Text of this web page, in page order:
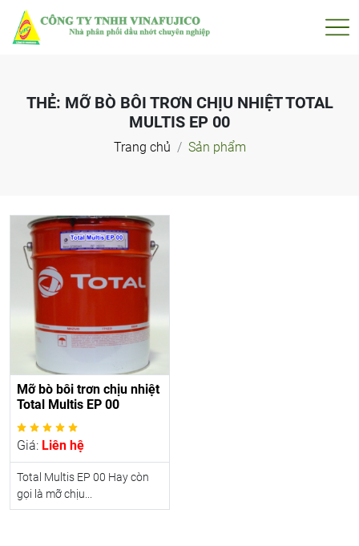
THẺ: MỠ BÒ BÔI TRƠN CHỊU NHIỆT TOTAL
MULTIS EP 00
Trang chủ Sản phẩm
Mỡ bò bôi trơn chịu nhiệt
Total Multis EP 00
Giá: Liên hệ
Total Multis EP 00 Hay còn
gọi là mỡ chịu...